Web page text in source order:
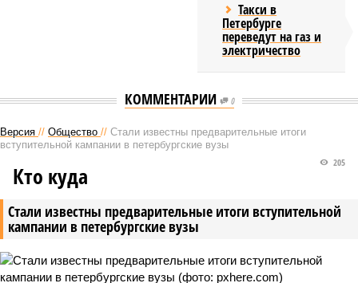
Такси в
Петербурге
переведут на газ и
электричество
КОММЕНТАРИИ 0
Версия // Общество // Стали известны предварительные итоги
вступительной кампании в петербургские вузы
Стали известны предварительные итоги вступительной
кампании в петербургские вузы
205
Кто куда